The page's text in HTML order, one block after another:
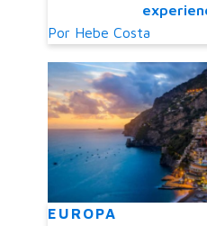
Por Hebe Costa
EUROPA